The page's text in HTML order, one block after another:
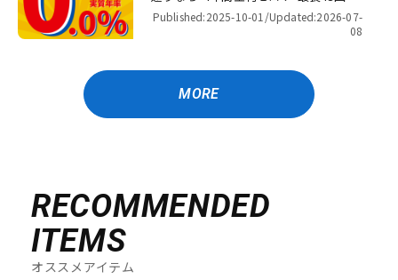
金利キャンペーン
Published:2025-10-01/Updated:2026-07-
08
MORE
RECOMMENDED
ITEMS
オススメアイテム